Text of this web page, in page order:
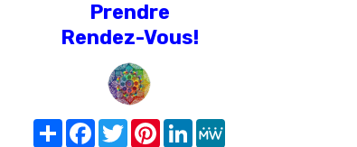
Prendre
Rendez-Vous!
Share FacebookTwitterPinterest
LinkedIn